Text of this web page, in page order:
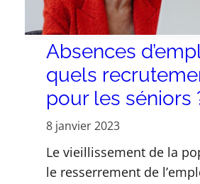
Absences
quels
pour les séniors
8 janvier 2023
Le vieillissement de la
le resserrement de